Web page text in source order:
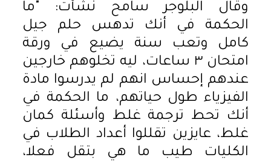
وقال البلوجر سامح نشأت: "ما
الحكمة في أنك تدهس حلم جيل
كامل وتعب سنة يضيع في ورقة
امتحان ٣ ساعات، ليه تخلوهم خارجين
عندهم إحساس انهم لم يدرسوا مادة
الفيزياء طول حياتهم، ما الحكمة في
أنك تحط ترجمة غلط وأسئلة كمان
غلط، عايزين تقللوا أعداد الطلاب في
الكليات طيب ما هي بتقل فعلا،